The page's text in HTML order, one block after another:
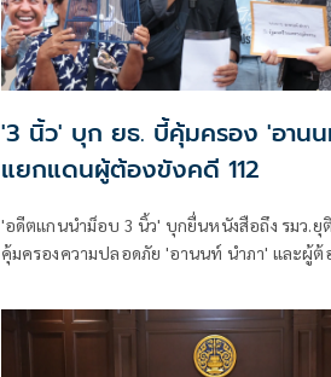
'3 นิ้ว' บุก ยธ. บี้คุ้มครอง 'อานน
แยกแดนผู้ต้องขังคดี 112
'อดีตแกนนำม็อบ 3 นิ้ว' บุกยื่นหนังสือถึง รมว.ยุ
คุ้มครองความปลอดภัย 'อานนท์ นำภา' และผู้ต้